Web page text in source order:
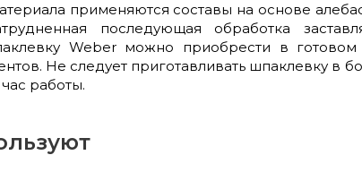
применяются составы на основе
последующая обработка
Weber можно приобрести в
Не следует приготавливать шпаклевку в
работы.